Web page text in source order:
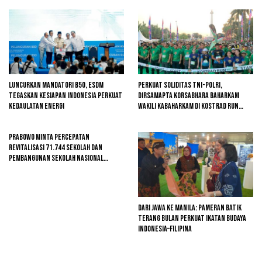
Luncurkan Mandatori B50, ESDM
Tegaskan Kesiapan Indonesia Perkuat
Kedaulatan Energi
Perkuat Soliditas TNI-Polri,
Dirsamapta Korsabhara Baharkam
Wakili Kabaharkam di Kostrad Run
Prabowo Minta Percepatan
Revitalisasi 71.744 Sekolah dan
Pembangunan Sekolah Nasional
Dari Jawa ke Manila: Pameran Batik
Terang Bulan Perkuat Ikatan Budaya
Indonesia–Filipina